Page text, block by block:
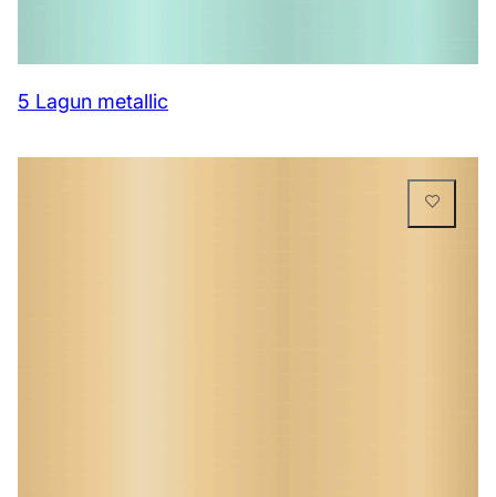
5 Lagun metallic